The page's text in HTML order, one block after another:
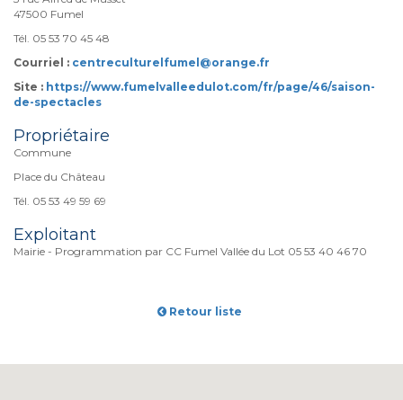
47500 Fumel
Tél. 05 53 70 45 48
Courriel : centreculturelfumel@orange.fr
Site : https://www.fumelvalleedulot.com/fr/page/46/saison-
de-spectacles
Propriétaire
Commune
Place du Château
Tél. 05 53 49 59 69
Exploitant
Mairie - Programmation par CC Fumel Vallée du Lot 05 53 40 46 70
Retour liste